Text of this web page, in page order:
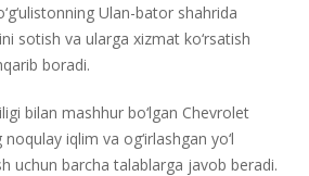
Ulan-bator shahrida
sotish va ularga xizmat ko‘rsatish
boradi.
bilan mashhur bo‘lgan Chevrolet
noqulay iqlim va og‘irlashgan yo‘l
uchun barcha talablarga javob beradi.